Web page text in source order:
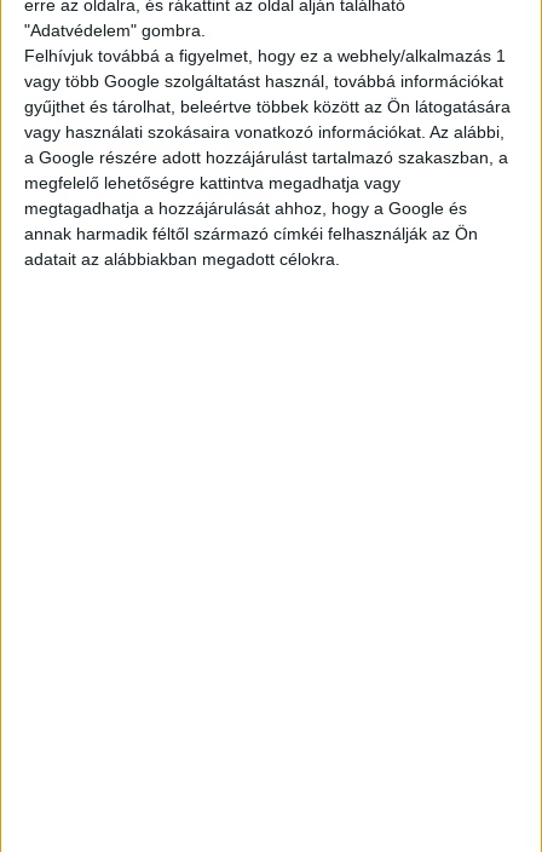
erre az oldalra, és rákattint az oldal alján található
"Adatvédelem" gombra.
Felhívjuk továbbá a figyelmet, hogy ez a webhely/alkalmazás 1
vagy több Google szolgáltatást használ, továbbá információkat
gyűjthet és tárolhat, beleértve többek között az Ön látogatására
vagy használati szokásaira vonatkozó információkat. Az alábbi,
a Google részére adott hozzájárulást tartalmazó szakaszban, a
megfelelő lehetőségre kattintva megadhatja vagy
megtagadhatja a hozzájárulását ahhoz, hogy a Google és
annak harmadik féltől származó címkéi felhasználják az Ön
adatait az alábbiakban megadott célokra.
18 év alatt végezhető
2.500,-Ft/óra